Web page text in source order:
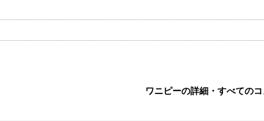
ワニピーの詳細・すべての